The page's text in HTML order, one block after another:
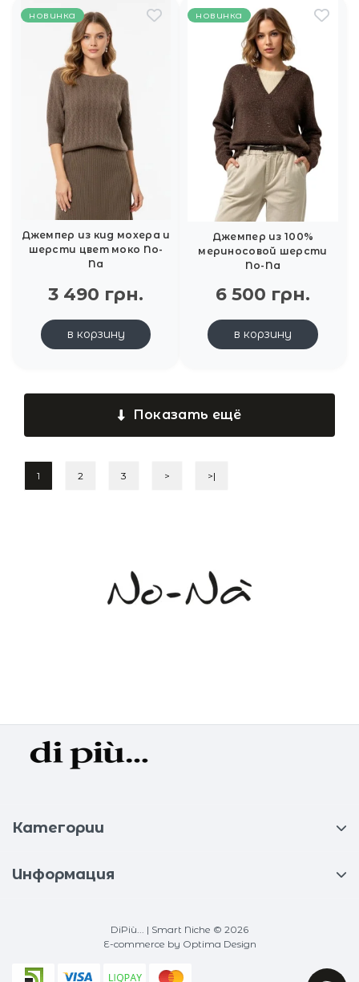
новинка
Джемпер из кид мохера и
шерсти цвет моко No-
Na
3 490 грн.
в корзину
новинка
Джемпер из 100%
мериносовой шерсти
No-Na
6 500 грн.
в корзину
Показать ещё
1 2 3 > >|
Категории
Информация
DiPiù... | Smart Niche © 2026
E-commerce by Optima Design